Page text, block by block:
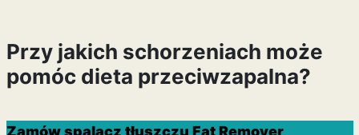
Przy jakich schorzeniach może
pomóc dieta przeciwzapalna?
Zamów spalacz tłuszczu Fat Remover